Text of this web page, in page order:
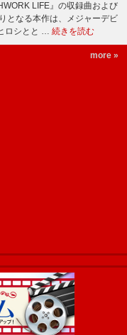
LIFE』の収録曲および
なる本作は、メジャーデビ
ロシとと … 続きを読む
more »